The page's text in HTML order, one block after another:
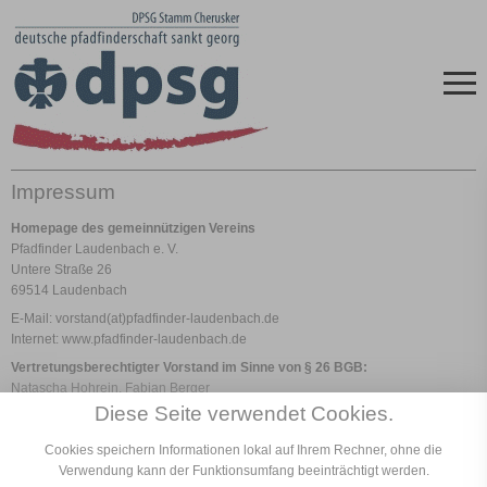
Impressum
Homepage des gemeinnützigen Vereins
Pfadfinder Laudenbach e. V.
Untere Straße 26
69514 Laudenbach
E-Mail: vorstand(at)pfadfinder-laudenbach.de
Internet: www.pfadfinder-laudenbach.de
Vertretungsberechtigter Vorstand im Sinne von § 26 BGB:
Natascha Hohrein, Fabian Berger
Registergericht:
Inhaltlich Verantwortlicher gemäß § 10 Absatz 3 MDStV:
Diese Seite verwendet Cookies.
Cookies speichern Informationen lokal auf Ihrem Rechner, ohne die
Verwendung kann der Funktionsumfang beeinträchtigt werden.